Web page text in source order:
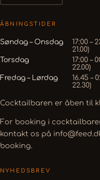
ÅBNINGSTIDER
Søndag – Onsdag
17:00 –
21.00)
Torsdag
17:00 –
22.00)
Fredag – Lørdag
16.45 –
22.30)
Cocktailbaren er åben til
For booking i
kontakt os på
booking.
NYHEDSBREV